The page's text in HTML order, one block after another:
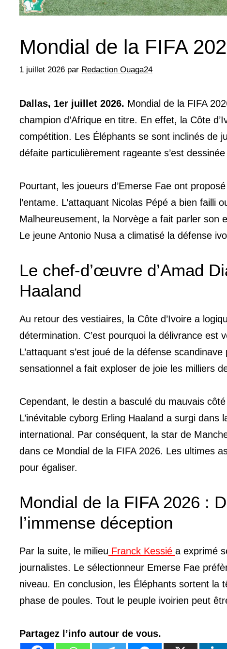
Mondial de la FIFA
1 juillet 2026 par Redaction Ouaga24
Dallas, 1er juillet 2026. Mondial de la FIFA
champion d’Afrique en titre. En effet, la Côte
compétition. Les Éléphants se sont inclinés de
défaite particulièrement rageante s’est
Pourtant, les joueurs d’Emerse Fae ont
l’entame. L’attaquant Nicolas Pépé a bien
Malheureusement, la Norvège a fait parler son
Le jeune Antonio Nusa a climatisé la défense
Le chef-d’œuvre d’Amad
Haaland
Au retour des vestiaires, la Côte d’Ivoire a
détermination. C’est pourquoi la délivrance est
L’attaquant s’est joué de la défense
sensationnel a fait exploser de joie les milliers
Cependant, le destin a basculé du mauvais
L’inévitable cyborg Erling Haaland a surgi
international. Par conséquent, la star de
dans ce Mondial de la FIFA 2026. Les ultimes
pour égaliser.
Mondial de la FIFA 2026 :
l’immense déception
Par la suite, le milieu Franck Kessié a exprimé
journalistes. Le sélectionneur Emerse Fae
niveau. En conclusion, les Éléphants sortent la
phase de poules. Tout le peuple ivoirien peut
Partagez l’info autour de vous.